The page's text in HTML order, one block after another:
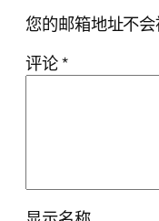
您的邮箱地址不会
评论*